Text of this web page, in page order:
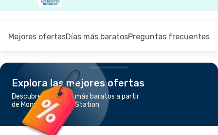
Mejores ofertasDías más baratosPreguntas frecuentes
Explora las mejores ofertas
Descubre los vuelos más baratos a partir
de Monroe a College Station